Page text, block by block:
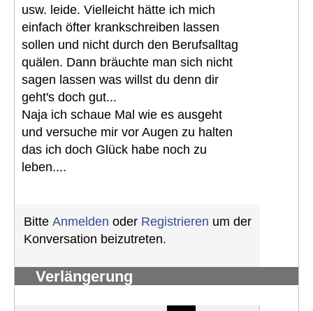
usw. leide. Vielleicht hätte ich mich
einfach öfter krankschreiben lassen
sollen und nicht durch den Berufsalltag
quälen. Dann bräuchte man sich nicht
sagen lassen was willst du denn dir
geht's doch gut...
Naja ich schaue Mal wie es ausgeht
und versuche mir vor Augen zu halten
das ich doch Glück habe noch zu
leben....
Bitte Anmelden oder Registrieren um der
Konversation beizutreten.
Verlängerung